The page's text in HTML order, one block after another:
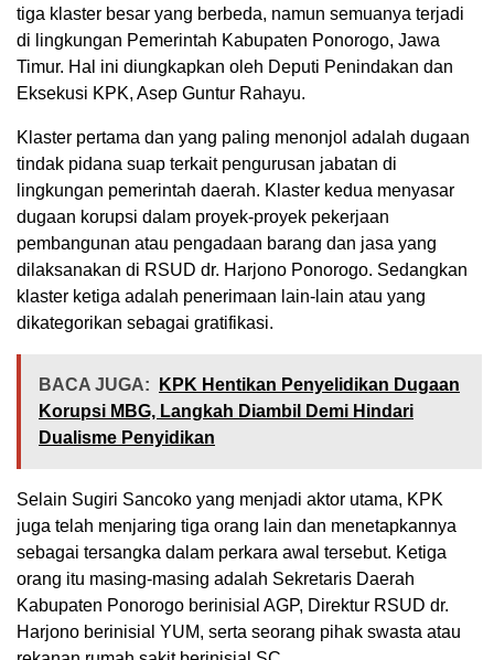
tiga klaster besar yang berbeda, namun semuanya terjadi
di lingkungan Pemerintah Kabupaten Ponorogo, Jawa
Timur. Hal ini diungkapkan oleh Deputi Penindakan dan
Eksekusi KPK, Asep Guntur Rahayu.
Klaster pertama dan yang paling menonjol adalah dugaan
tindak pidana suap terkait pengurusan jabatan di
lingkungan pemerintah daerah. Klaster kedua menyasar
dugaan korupsi dalam proyek-proyek pekerjaan
pembangunan atau pengadaan barang dan jasa yang
dilaksanakan di RSUD dr. Harjono Ponorogo. Sedangkan
klaster ketiga adalah penerimaan lain-lain atau yang
dikategorikan sebagai gratifikasi.
BACA JUGA:
KPK Hentikan Penyelidikan Dugaan
Korupsi MBG, Langkah Diambil Demi Hindari
Dualisme Penyidikan
Selain Sugiri Sancoko yang menjadi aktor utama, KPK
juga telah menjaring tiga orang lain dan menetapkannya
sebagai tersangka dalam perkara awal tersebut. Ketiga
orang itu masing-masing adalah Sekretaris Daerah
Kabupaten Ponorogo berinisial AGP, Direktur RSUD dr.
Harjono berinisial YUM, serta seorang pihak swasta atau